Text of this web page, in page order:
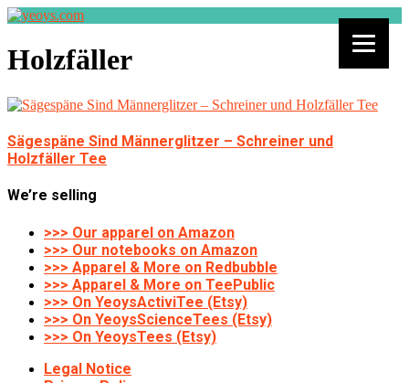
Holzfäller
Sägespäne Sind Männerglitzer – Schreiner und
Holzfäller Tee
We’re selling
>>> Our apparel on Amazon
>>> Our notebooks on Amazon
>>> Apparel & More on Redbubble
>>> Apparel & More on TeePublic
>>> On YeoysActiviTee (Etsy)
>>> On YeoysScienceTees (Etsy)
>>> On YeoysTees (Etsy)
Legal Notice